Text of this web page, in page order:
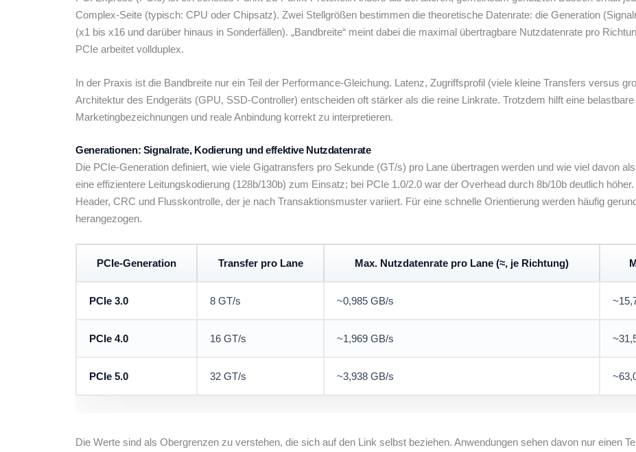
Complex-Seite (typisch: CPU oder Chipsatz). Zwei Stellgrößen bestimmen die theoretische Datenrate: die Generation
(x1 bis x16 und darüber hinaus in Sonderfällen). „Bandbreite“ meint dabei die maximal übertragbare Nutzdatenrate pro
PCIe arbeitet vollduplex.
In der Praxis ist die Bandbreite nur ein Teil der Performance-Gleichung. Latenz, Zugriffsprofil (viele kleine Transfers versus
Architektur des Endgeräts (GPU, SSD-Controller) entscheiden oft stärker als die reine Linkrate. Trotzdem hilft eine
Marketingbezeichnungen und reale Anbindung korrekt zu interpretieren.
Generationen: Signalrate, Kodierung und effektive Nutzdatenrate
Die PCIe-Generation definiert, wie viele Gigatransfers pro Sekunde (GT/s) pro Lane übertragen werden und wie viel davon
eine effizientere Leitungskodierung (128b/130b) zum Einsatz; bei PCIe 1.0/2.0 war der Overhead durch 8b/10b deutlich
Header, CRC und Flusskontrolle, der je nach Transaktionsmuster variiert. Für eine schnelle Orientierung werden häufig
herangezogen.
PCIe-Generation Transfer pro Lane Max. Nutzdatenrate pro Lane (≈, je Richtung)
PCIe 3.0 8 GT/s ~0,985 GB/s
PCIe 4.0 16 GT/s ~1,969 GB/s
PCIe 5.0 32 GT/s ~3,938 GB/s
Die Werte sind als Obergrenzen zu verstehen, die sich auf den Link selbst beziehen. Anwendungen sehen davon nur einen